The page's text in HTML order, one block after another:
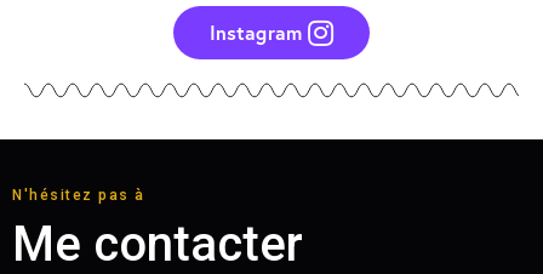
Instagram
N'hésitez pas à
Me contacter